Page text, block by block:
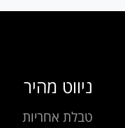
ניווט מהיר
טבלת אחריות